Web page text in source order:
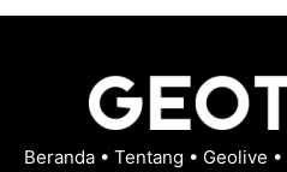
Beranda • Tentang • Geolive •